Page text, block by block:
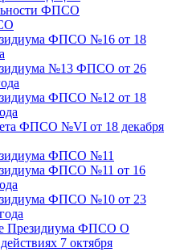
ФПСО
ФПСО №16 от 18
№13 ФПСО от 26
ФПСО №12 от 18
ФПСО №VI от 18 декабря
ФПСО №11
ФПСО №11 от 16
ФПСО №10 от 23
Президиума ФПСО О
7 октября